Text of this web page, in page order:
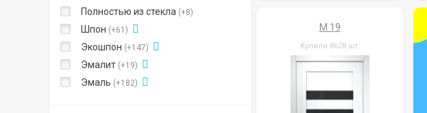
Полностью из стекла +8
Шпон +61
Экошпон +147
Эмалит +19
Эмаль +182
M 19
Купили 8628 шт.